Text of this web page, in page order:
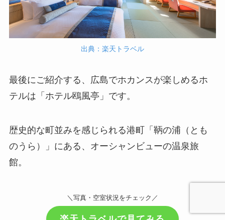
出典：楽天トラベル
最後にご紹介する、広島でホカンスが楽しめるホ
テルは「ホテル鴎風亭」です。
歴史的な町並みを感じられる港町「鞆の浦（とも
のうら）」にある、オーシャンビューの温泉旅
館。
＼写真・空室状況をチェック／